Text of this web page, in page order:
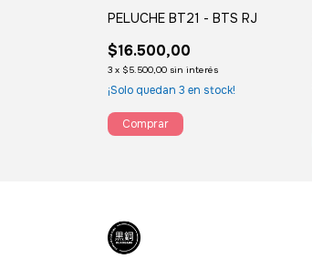
PELUCHE BT21 - BTS RJ
$16.500,00
3 x $5.500,00 sin interés
¡Solo quedan 3 en stock!